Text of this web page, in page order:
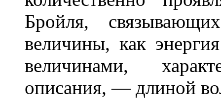
Бройля,
величины, как
величинами,
описания, — длиной